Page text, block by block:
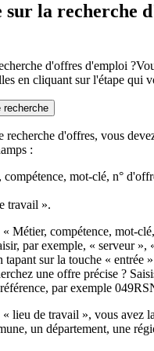
sur la recherche
d'offres d'emploi ?
en cliquant sur l'étape qui
recherche
recherche d'offres, vous
:
compétence, mot-clé, n°
travail ».
Métier, compétence, mot-
par exemple, « serveur »,
tapant sur la touche « entrée
une offre précise ?
par exemple
lieu de travail », vous avez
un département, une